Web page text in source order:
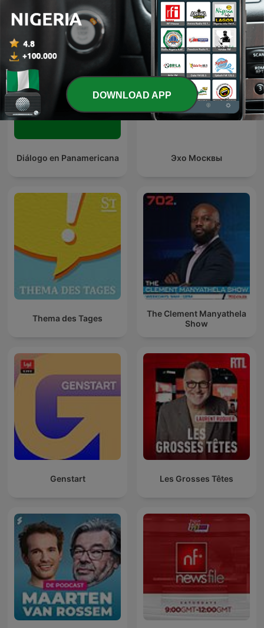
International News podcasts
Diálogo en Panamericana Эхо Москвы
Thema des Tages
The Clement Manyathela
Show
Genstart Les Grosses Têtes
DOWNLOAD APP